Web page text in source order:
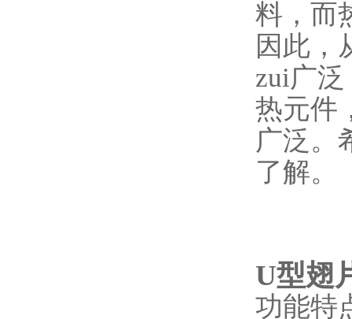
料，而
因此，
zui广
热元件
广泛。
了解。
U型翅
功能特